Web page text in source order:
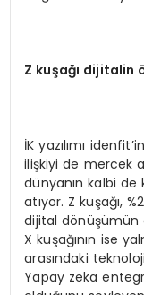
Z kuşağı dijitalin
İK yazılımı
ilişkiyi de mercek
dünyanın kalbi de
atıyor. Z kuşağı,
dijital dönüşümün
X kuşağının ise
arasındaki
Yapay zeka